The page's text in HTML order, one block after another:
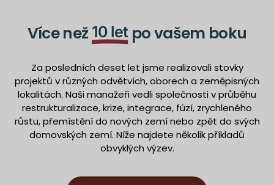
Více než 10 letpo vašem boku
Za posledních deset let jsme realizovali stovky
projektů v různých odvětvích, oborech a zeměpisných
lokalitách. Naši manažeři vedli společnosti v průběhu
restrukturalizace, krize, integrace, fúzí, zrychleného
růstu, přemístění do nových zemí nebo zpět do svých
domovských zemí. Níže najdete několik příkladů
obvyklých výzev.